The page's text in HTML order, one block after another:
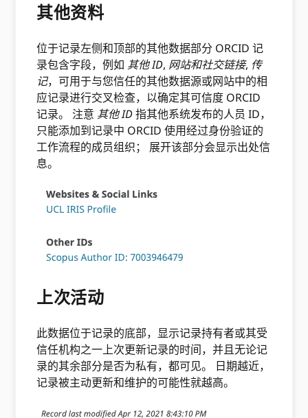
其他资料
位于记录左侧和顶部的其他数据部分 ORCID 记
录包含字段，例如 其他 ID, 网站和社交链接, 传
记，可用于与您信任的其他数据源或网站中的相
应记录进行交叉检查，以确定其可信度 ORCID
记录。 注意 其他 ID指其他系统发布的人员 ID，
只能添加到记录中 ORCID 使用经过身份验证的
工作流程的成员组织； 展开该部分会显示出处信
息。
上次活动
此数据位于记录的底部，显示记录持有者或其受
信任机构之一上次更新记录的时间，并且无论记
录的其余部分是否为私有，都可见。 日期越近，
记录被主动更新和维护的可能性就越高。